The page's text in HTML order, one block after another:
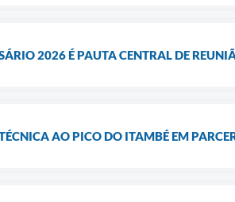
2026 É PAUTA CENTRAL DE
AO PICO DO ITAMBÉ EM